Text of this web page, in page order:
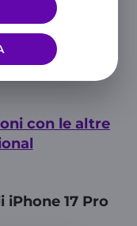
€/al mese
con le altre
17 Pro